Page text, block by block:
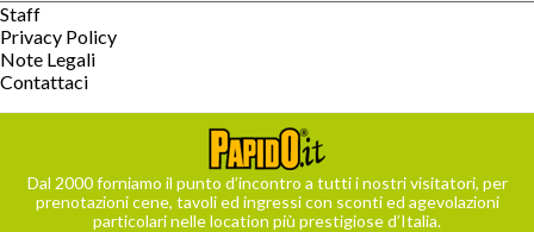
Staff
Privacy Policy
Note Legali
Contattaci
Dal 2000 forniamo il punto d’incontro a tutti i nostri visitatori, per
prenotazioni cene, tavoli ed ingressi con sconti ed agevolazioni
particolari nelle location più prestigiose d’Italia.